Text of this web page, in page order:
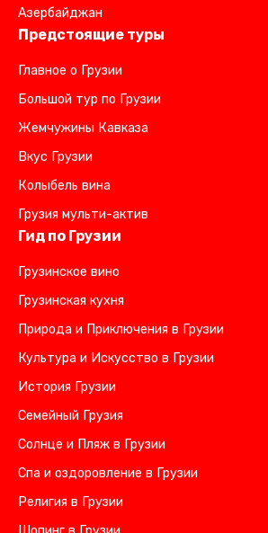
Азербайджан
Предстоящие туры
Главное о Грузии
Большой тур по Грузии
Жемчужины Кавказа
Вкус Грузии
Колыбель вина
Грузия мульти-актив
Гид по Грузии
Грузинское вино
Грузинская кухня
Природа и Приключения в Грузии
Культура и Искусство в Грузии
История Грузии
Семейный Грузия
Солнце и Пляж в Грузии
Спа и оздоровление в Грузии
Религия в Грузии